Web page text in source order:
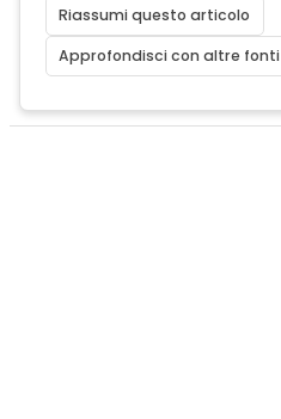
Riassumi questo articolo
Approfondisci con altre fonti